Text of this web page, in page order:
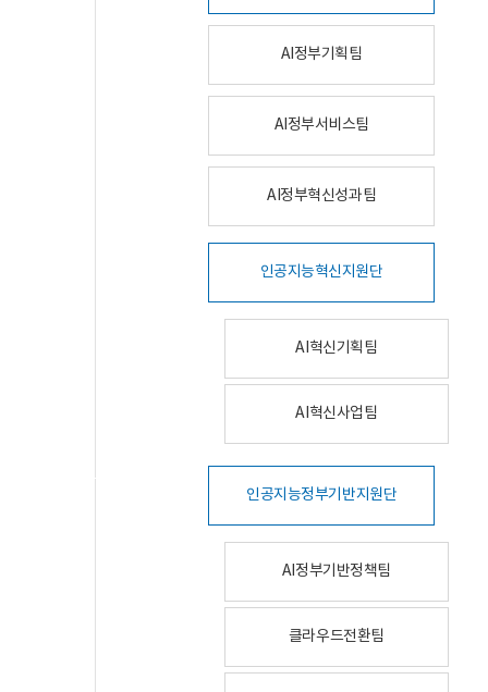
AI정부기획팀
AI정부서비스팀
AI정부혁신성과팀
인공지능혁신지원단
AI혁신기획팀
AI혁신사업팀
인공지능정부기반지원단
AI정부기반정책팀
클라우드전환팀